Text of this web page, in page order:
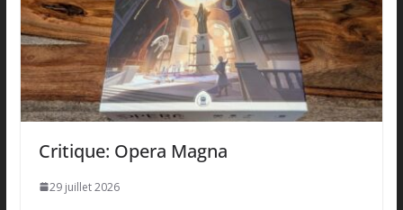
Critique: Opera Magna
29 juillet 2026